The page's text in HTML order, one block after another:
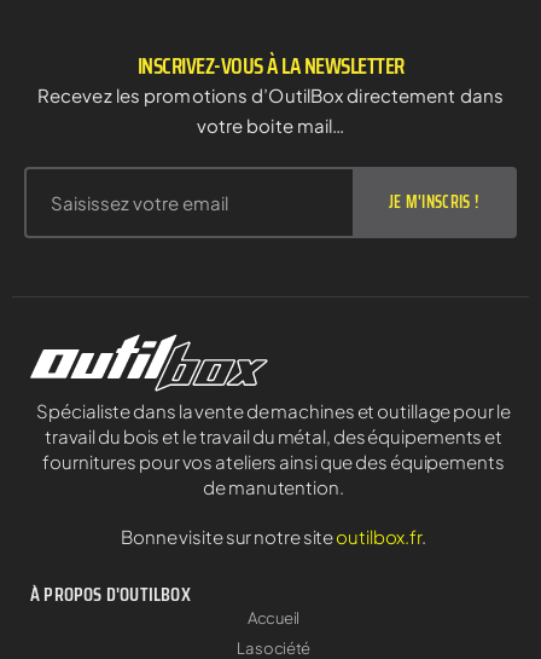
INSCRIVEZ-VOUS À LA NEWSLETTER
Recevez les promotions d’OutilBox directement dans
votre boite mail…
JE M'INSCRIS !
Spécialiste dans la vente de machines et outillage pour le
travail du bois et le travail du métal, des équipements et
fournitures pour vos ateliers ainsi que des équipements
de manutention.
Bonne visite sur notre siteoutilbox.fr.
À PROPOS D'OUTILBOX
Accueil
La société